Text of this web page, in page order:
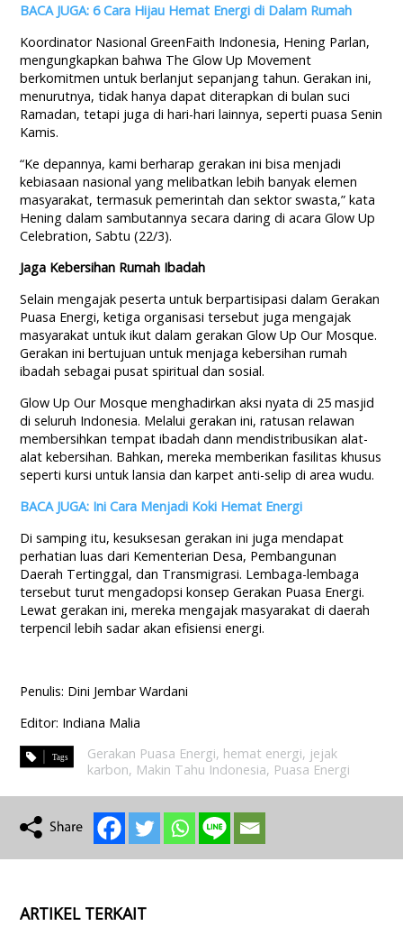
BACA JUGA: 6 Cara Hijau Hemat Energi di Dalam Rumah
Koordinator Nasional GreenFaith Indonesia, Hening Parlan,
mengungkapkan bahwa The Glow Up Movement
berkomitmen untuk berlanjut sepanjang tahun. Gerakan ini,
menurutnya, tidak hanya dapat diterapkan di bulan suci
Ramadan, tetapi juga di hari-hari lainnya, seperti puasa Senin
Kamis.
“Ke depannya, kami berharap gerakan ini bisa menjadi
kebiasaan nasional yang melibatkan lebih banyak elemen
masyarakat, termasuk pemerintah dan sektor swasta,” kata
Hening dalam sambutannya secara daring di acara Glow Up
Celebration, Sabtu (22/3).
Jaga Kebersihan Rumah Ibadah
Selain mengajak peserta untuk berpartisipasi dalam Gerakan
Puasa Energi, ketiga organisasi tersebut juga mengajak
masyarakat untuk ikut dalam gerakan Glow Up Our Mosque.
Gerakan ini bertujuan untuk menjaga kebersihan rumah
ibadah sebagai pusat spiritual dan sosial.
Glow Up Our Mosque menghadirkan aksi nyata di 25 masjid
di seluruh Indonesia. Melalui gerakan ini, ratusan relawan
membersihkan tempat ibadah dann mendistribusikan alat-
alat kebersihan. Bahkan, mereka memberikan fasilitas khusus
seperti kursi untuk lansia dan karpet anti-selip di area wudu.
BACA JUGA: Ini Cara Menjadi Koki Hemat Energi
Di samping itu, kesuksesan gerakan ini juga mendapat
perhatian luas dari Kementerian Desa, Pembangunan
Daerah Tertinggal, dan Transmigrasi. Lembaga-lembaga
tersebut turut mengadopsi konsep Gerakan Puasa Energi.
Lewat gerakan ini, mereka mengajak masyarakat di daerah
terpencil lebih sadar akan efisiensi energi.
Penulis: Dini Jembar Wardani
Editor: Indiana Malia
Gerakan Puasa Energi, hemat energi, jejak
karbon, Makin Tahu Indonesia, Puasa Energi
ARTIKEL TERKAIT